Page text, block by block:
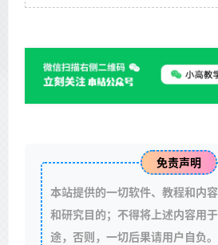
免责声明
本站提供的一切软件、教程和内
和研究目的；不得将上述内容用
途，否则，一切后果请用户自负